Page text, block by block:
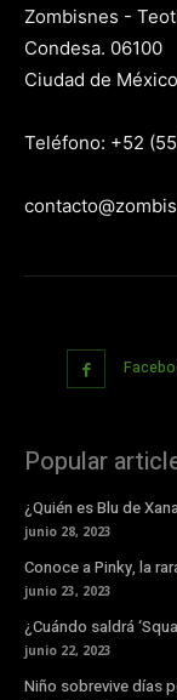
Zombisnes -
Condesa. 06100
Ciudad de México
Teléfono: +52
Popular
¿Quién es Blu de
junio 28, 2023
Conoce a Pinky, la
junio 23, 2023
¿Cuándo saldrá
junio 22, 2023
Niño sobrevive días